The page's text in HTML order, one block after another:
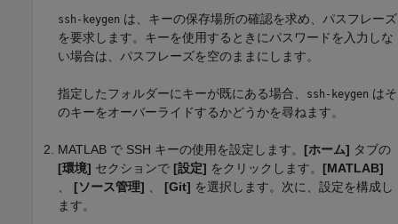
ssh-keygen は、キーの保存場所の確認を求め、パスフレーズ
を要求します。キーを使用するときにパスワードを入力しな
い場合は、パスフレーズを空のままにします。
指定したフォルダーにキーが既にある場合、 ssh-keygen はそ
のキーをオーバーライドするかどうかを尋ねます。
MATLAB で SSH キーの使用を設定します。 [ホーム] タブの
[環境] セクションで [設定] をクリックします。 [MATLAB]
[ソース管理] [Git] を選択します。次に、設定を構成し
ます。